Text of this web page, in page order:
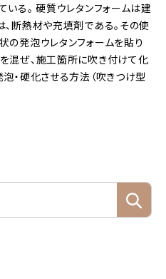
る。 硬質ウレタンフォームは建
断熱材や充填剤である。その使
の発泡ウレタンフォームを貼り
混ぜ、施工箇所に吹き付けて化
・硬化させる方法（吹きつけ型